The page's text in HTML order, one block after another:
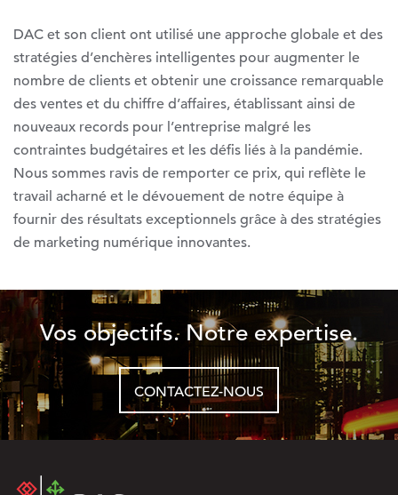
DAC et son client ont utilisé une approche globale et des
stratégies d’enchères intelligentes pour augmenter le
nombre de clients et obtenir une croissance remarquable
des ventes et du chiffre d’affaires, établissant ainsi de
nouveaux records pour l’entreprise malgré les
contraintes budgétaires et les défis liés à la pandémie.
Nous sommes ravis de remporter ce prix, qui reflète le
travail acharné et le dévouement de notre équipe à
fournir des résultats exceptionnels grâce à des stratégies
de marketing numérique innovantes.
Vos objectifs. Notre expertise.
CONTACTEZ-NOUS